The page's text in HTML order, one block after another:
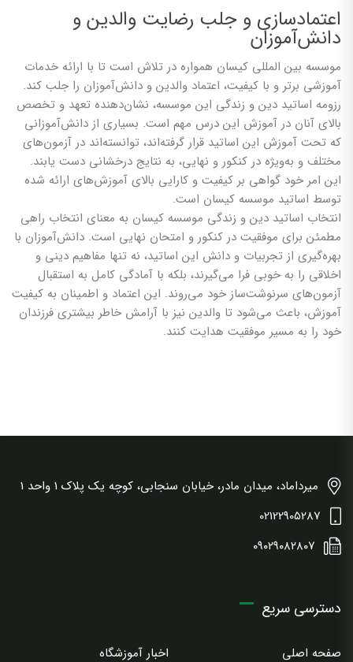
اعتمادسازی و جلب رضایت والدین و
دانش‌آموزان
موسسه بین المللی کیسان همواره در تلاش است تا با ارائه خدمات
آموزشی برتر و با کیفیت، اعتماد والدین و دانش‌آموزان را جلب کند.
رزومه اساتید دین و زندگی این موسسه، نشان‌دهنده تعهد و تخصص
بالای آنان در آموزش این درس مهم است. بسیاری از دانش‌آموزانی
که تحت آموزش این اساتید قرار گرفته‌اند، توانسته‌اند در آزمون‌های
مختلف و به‌ویژه در کنکور و نهایی، به نتایج درخشانی دست یابند.
این امر خود گواهی بر کیفیت و کارایی بالای آموزش‌های ارائه شده
توسط اساتید موسسه کیسان است.
انتخاب اساتید دین و زندگی موسسه کیسان به معنای انتخاب راهی
مطمئن برای موفقیت در کنکور و امتحان نهایی است. دانش‌آموزان با
بهره‌گیری از تجربیات و دانش این اساتید، نه تنها مفاهیم دینی و
اخلاقی را به خوبی فرا می‌گیرند، بلکه با آمادگی کامل به استقبال
آزمون‌های سرنوشت‌ساز خود می‌روند. این اعتماد و اطمینان به کیفیت
آموزش، باعث می‌شود تا والدین نیز با آرامش خاطر بیشتری فرزندان
خود را به مسیر موفقیت هدایت کنند.
میرداماد، میدان مادر، خیابان سنجابی، کوچه یک پلاک 1 واحد 1
02122905287
۰۹۰۲۹۰۸۲۸۰۷
دسترسی سریع
صفحه اصلی اخبار آموزشگاه